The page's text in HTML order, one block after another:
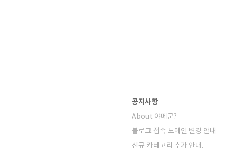
150퍼센트 향상된
공지사항
About 야메군?
블로그 접속 도메인 변경 안내
신규 카테고리 추가 안내.